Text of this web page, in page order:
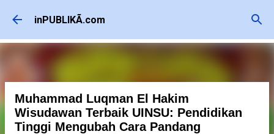
Langsung ke konten utama
inPUBLIKÃ.com
Muhammad Luqman El Hakim
Wisudawan Terbaik UINSU: Pendidikan
Tinggi Mengubah Cara Pandang